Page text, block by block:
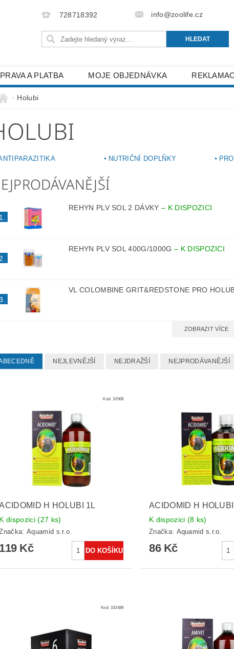
728718392 info@zoolife.cz
A PLATBA MOJE OBJEDNÁVKA
Holubi
NUTRIČNÍ DOPLŇKY
1.
REHYN PLV SOL 2 DÁVKY – K DISPOZICI
REHYN PLV SOL 400G/1000G – K DISPOZICI
VL COLOMBINE GRIT&REDSTONE PRO
ZOBRAZIT VÍCE
NEJLEVNĚJŠÍ NEJDRAŽŠÍ NEJPRODÁVANĚJŠÍ
Kód: 10508
H HOLUBI 1L
K dispozici(27 ks)
Aquamid s.r.o.
119 Kč
ACIDOMID H
K dispozici (8 ks)
Značka: Aquamid s.r.o.
86 Kč
Kód: 103489